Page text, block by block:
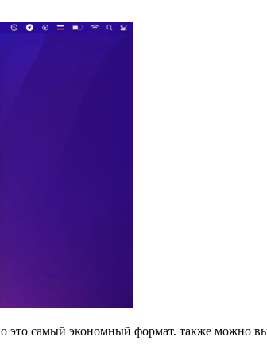
это самый экономный формат. также можно